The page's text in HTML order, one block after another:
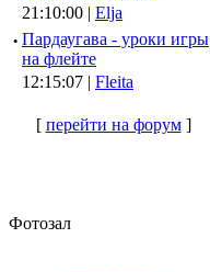
21:10:00 | Elja
· Пардаугава - уроки игры
на флейте
12:15:07 | Fleita
[ перейти на форум]
Фотозал